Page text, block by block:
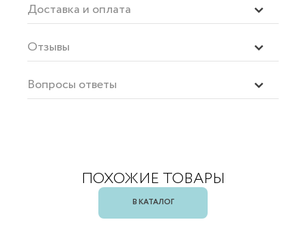
Доставка и оплата
Отзывы
Вопросы ответы
ПОХОЖИЕ ТОВАРЫ
В КАТАЛОГ